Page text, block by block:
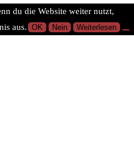
du die Website weiter nutzt,
aus. OK Nein Weiterlesen